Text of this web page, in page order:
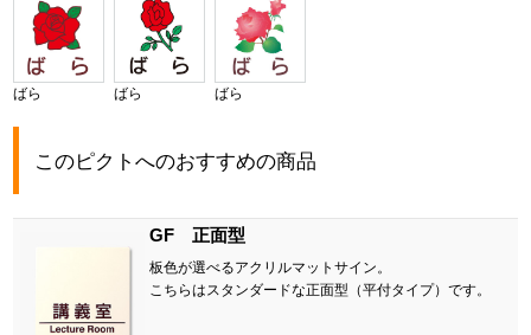
ばら ばら ばら
このピクトへのおすすめの商品
GF 正面型
板色が選べるアクリルマットサイン。
こちらはスタンダードな正面型（平付タイプ）です。